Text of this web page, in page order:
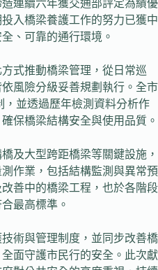
連續六年獲交通部評定為績優
入橋梁養護工作的努力已獲中
、可靠的通行環境。
式推動橋梁管理，從日常巡
風險分級妥善規劃執行。全市
，並透過歷年檢測資料分析作
保橋梁結構安全與使用品質。
及大型跨距橋梁等關鍵設施，
作業，包括結構監測與異常預
善中的橋梁工程，也於各階段
最高標準。
術與管理制度，並同步改善橋
面守護市民行的安全。此次獻